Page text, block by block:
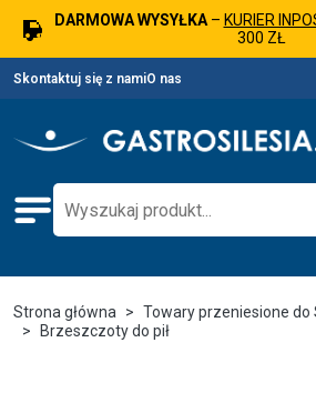
DARMOWA WYSYŁKA– KURIER
300 ZŁ
Skontaktuj się z namiO nas
Strona główna
Towary przeniesione do
Brzeszczoty do pił